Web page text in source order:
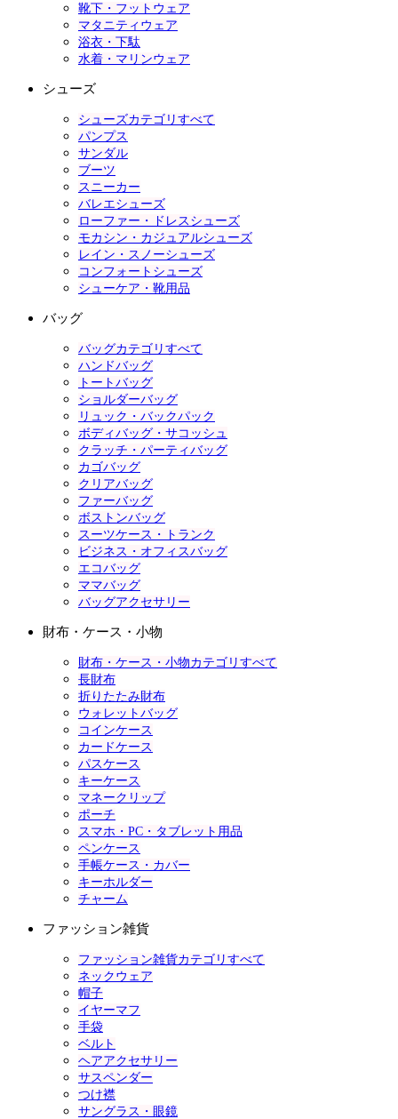
靴下・フットウェア
マタニティウェア
浴衣・下駄
水着・マリンウェア
シューズ
シューズカテゴリすべて
パンプス
サンダル
ブーツ
スニーカー
バレエシューズ
ローファー・ドレスシューズ
モカシン・カジュアルシューズ
レイン・スノーシューズ
コンフォートシューズ
シューケア・靴用品
バッグ
バッグカテゴリすべて
ハンドバッグ
トートバッグ
ショルダーバッグ
リュック・バックパック
ボディバッグ・サコッシュ
クラッチ・パーティバッグ
カゴバッグ
クリアバッグ
ファーバッグ
ボストンバッグ
スーツケース・トランク
ビジネス・オフィスバッグ
エコバッグ
ママバッグ
バッグアクセサリー
財布・ケース・小物
財布・ケース・小物カテゴリすべて
長財布
折りたたみ財布
ウォレットバッグ
コインケース
カードケース
パスケース
キーケース
マネークリップ
ポーチ
スマホ・PC・タブレット用品
ペンケース
手帳ケース・カバー
キーホルダー
チャーム
ファッション雑貨
ファッション雑貨カテゴリすべて
ネックウェア
帽子
イヤーマフ
手袋
ベルト
ヘアアクセサリー
サスペンダー
つけ襟
サングラス・眼鏡